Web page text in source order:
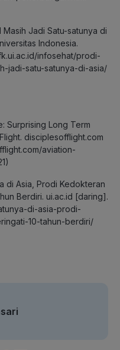
Jadi Satu-satunya di
Indonesia.
infosehat/prodi-
jadi-satu-satunya-di-asia/
Surprising Long Term
disciplesofflight.com
aviation-
di Asia, Prodi Kedokteran
Berdiri. ui.ac.id [daring].
di-asia-prodi-
10-tahun-berdiri/